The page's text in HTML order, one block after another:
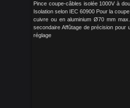
Pince coupe-câbles isolée 1000V à
Isolation selon IEC 60900 Pour la
cuivre ou en aluminium Ø70 mm
secondaire Affûtage de précision pour
réglage